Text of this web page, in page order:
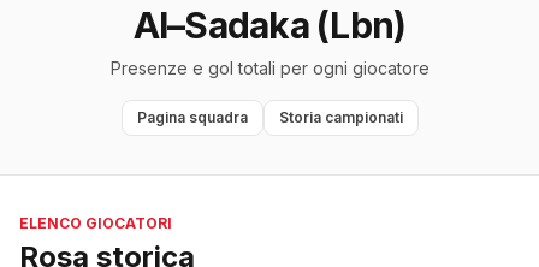
Al–Sadaka (Lbn)
Presenze e gol totali per ogni giocatore
Pagina squadra Storia campionati
ELENCO GIOCATORI
Rosa storica